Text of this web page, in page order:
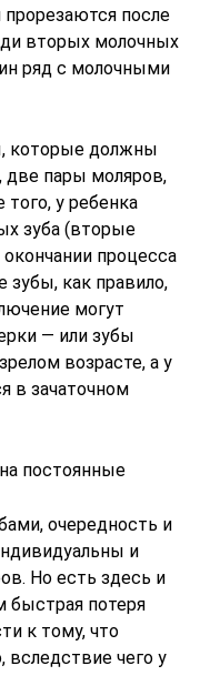
после
вторых молочных
ряд с молочными
которые должны
пары моляров,
у ребенка
зуба (вторые
процесса
зубы, как правило,
могут
— или зубы
возрасте, а у
в зачаточном
постоянные
очередность и
и
Но есть здесь и
потеря
к тому, что
вследствие чего у